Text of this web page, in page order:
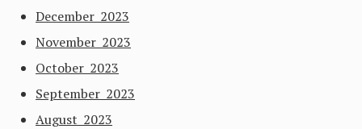
December 2023
November 2023
October 2023
September 2023
August 2023